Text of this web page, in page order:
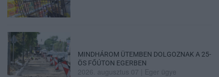
MINDHÁROM ÜTEMBEN DOLGOZNAK A 25-
ÖS FŐÚTON EGERBEN
2026. augusztus 07 Eger ügye